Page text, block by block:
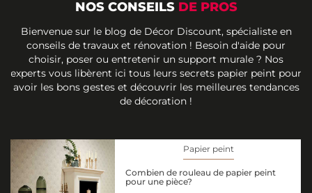
NOS CONSEILS DE PROS
Bienvenue sur le blog de Décor Discount, spécialiste en
conseils de travaux et rénovation ! Besoin d'aide pour
choisir, poser ou entretenir un support murale ? Nos
experts vous libèrent ici tous leurs secrets papier peint pour
avoir les bons gestes et découvrir les meilleures tendances
de décoration !
Papier peint
Combien de rouleau de papier peint
pour une pièce?